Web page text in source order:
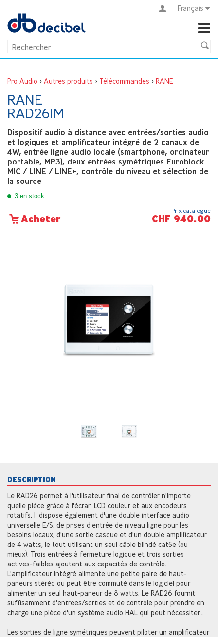
Français
Pro Audio > Autres produits > Télécommandes > RANE
RANE
RAD26IM
Dispositif audio à distance avec entrées/sorties audio
et logiques et amplificateur intégré de 2 canaux de
4W, entrée ligne audio locale (smartphone, ordinateur
portable, MP3), deux entrées symétriques Euroblock
MIC / LINE / LINE+, contrôle du niveau et sélection de
la source
3 en stock
Acheter
Prix catalogue
CHF 940.00
DESCRIPTION
Le RAD26 permet à l'utilisateur final de contrôler n'importe
quelle pièce grâce à l'écran LCD couleur et aux encodeurs
rotatifs. Il dispose également d'une double interface audio
universelle E/S, de prises d'entrée de niveau ligne pour les
besoins locaux, d'une sortie casque et d'un double amplificateur
de 4 watts, le tout utilisant un seul câble blindé cat5e (ou
mieux). Trois entrées à fermeture logique et trois sorties
actives-faibles ajoutent aux capacités de contrôle.
L'amplificateur intégré alimente une petite paire de haut-
parleurs stéréo ou peut être commuté dans le logiciel pour
alimenter un seul haut-parleur de 8 watts. Le RAD26 fournit
suffisamment d'entrées/sorties et de contrôle pour prendre en
charge une pièce d'un système audio HAL qui peut nécessiter...
Les sorties de ligne symétriques peuvent piloter un amplificateur